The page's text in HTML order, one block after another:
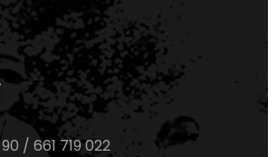
/ 661 719 022